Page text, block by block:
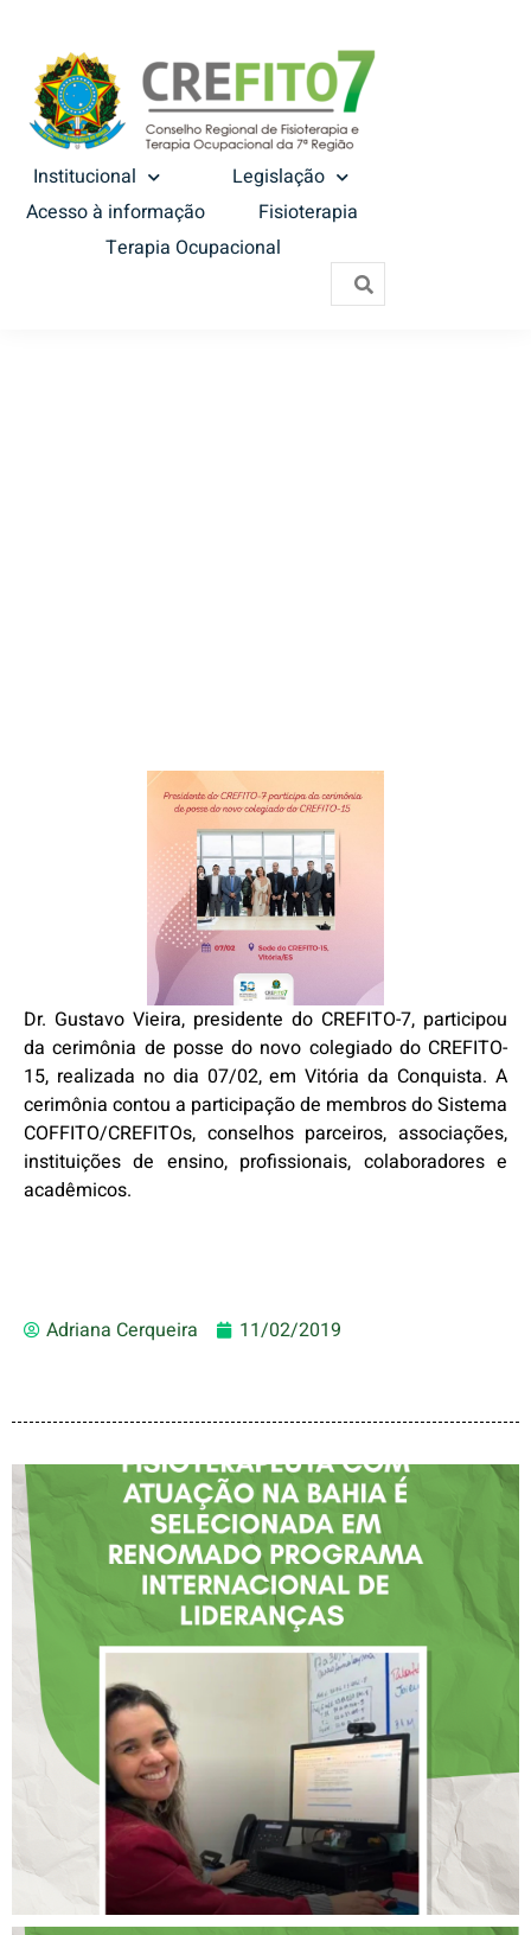
Institucional
Legislação
Acesso à informação
Fisioterapia
Terapia Ocupacional
Dr. Gustavo Vieira, presidente do CREFITO-7, participou
da cerimônia de posse do novo colegiado do CREFITO-
15, realizada no dia 07/02, em Vitória da Conquista. A
cerimônia contou a participação de membros do Sistema
COFFITO/CREFITOs, conselhos parceiros, associações,
instituições de ensino, profissionais, colaboradores e
acadêmicos.
Adriana Cerqueira 11/02/2019
FISIOTERAPEUTA COM
ATUAÇÃO NA BAHIA É
SELECIONADA EM
RENOMADO PROGRAMA
INTERNACIONAL DE
LIDERANÇAS